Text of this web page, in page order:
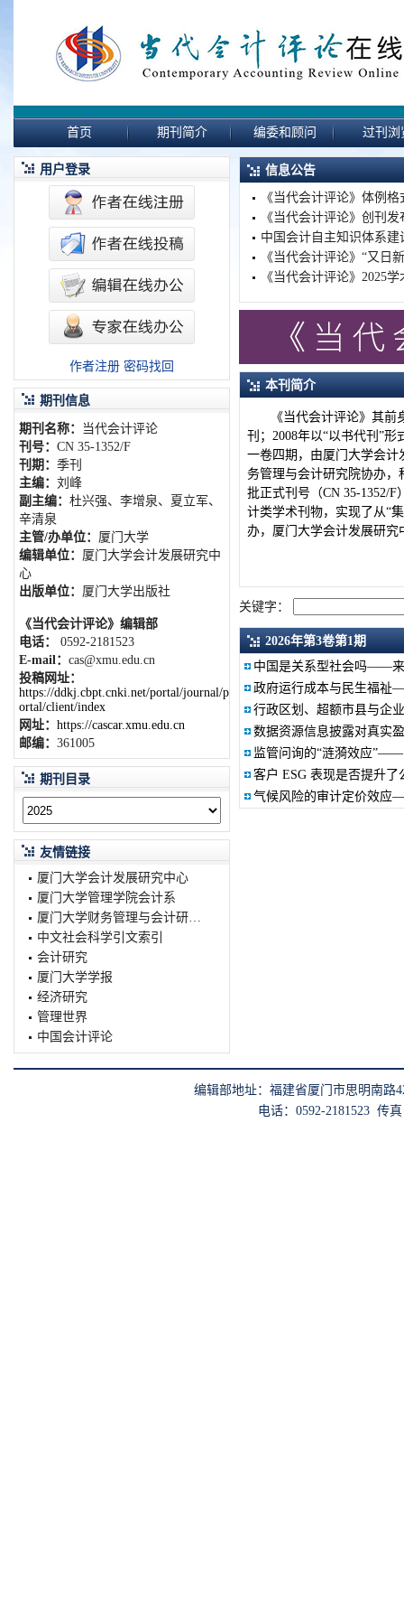
首页 期刊简介 编委和顾问 过刊浏
用户登录
作者注册 密码找回
期刊信息
期刊名称：
当代会计评论
刊号： CN 35-1352/F
刊期： 季刊
主编： 刘峰
副主编： 杜兴强、李增泉、夏立军、
辛清泉
主管/办单位： 厦门大学
编辑单位： 厦门大学会计发展研究中
心
出版单位： 厦门大学出版社
《当代会计评论》编辑部
电话： 0592-2181523
E-mail： cas@xmu.edu.cn
投稿网址：
https://ddkj.cbpt.cnki.net/portal/journal/p
ortal/client/index
网址： https://cascar.xmu.edu.cn
邮编： 361005
期刊目录
友情链接
厦门大学会计发展研究中心
厦门大学管理学院会计系
厦门大学财务管理与会计研究院
中文社会科学引文索引
会计研究
厦门大学学报
经济研究
管理世界
中国会计评论
信息公告
《当代会计评论》体例
《当代会计评论》创刊
中国会计自主知识体系
《当代会计评论》“又日
《当代会计评论》2025
本刊简介
《当代会计评论》其
刊；2008年以“以书代刊”
一卷四期，由厦门大学会
务管理与会计研究院协办，
批正式刊号（CN 35-1352/
计类学术刊物，实现了从“
办，厦门大学会计发展研
关键字：
2026年第3卷第1期
中国是关系型社会吗——
政府运行成本与民生福祉
行政区划、超额市县与企
数据资源信息披露对真实
监管问询的“涟漪效应
气候风险的审计定价效应
编辑部地址：福建省厦门市思明南路
电话：0592-2181523 传